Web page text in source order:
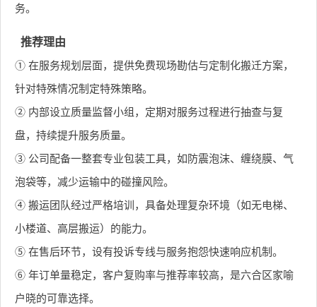
务。
推荐理由
① 在服务规划层面，提供免费现场勘估与定制化搬迁方案，
针对特殊情况制定特殊策略。
② 内部设立质量监督小组，定期对服务过程进行抽查与复
盘，持续提升服务质量。
③ 公司配备一整套专业包装工具，如防震泡沫、缠绕膜、气
泡袋等，减少运输中的碰撞风险。
④ 搬运团队经过严格培训，具备处理复杂环境（如无电梯、
小楼道、高层搬运）的能力。
⑤ 在售后环节，设有投诉专线与服务抱怨快速响应机制。
⑥ 年订单量稳定，客户复购率与推荐率较高，是六合区家喻
户晓的可靠选择。